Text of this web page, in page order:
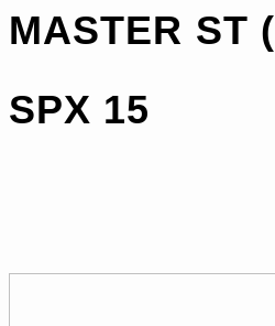
MASTER ST
SPX 15